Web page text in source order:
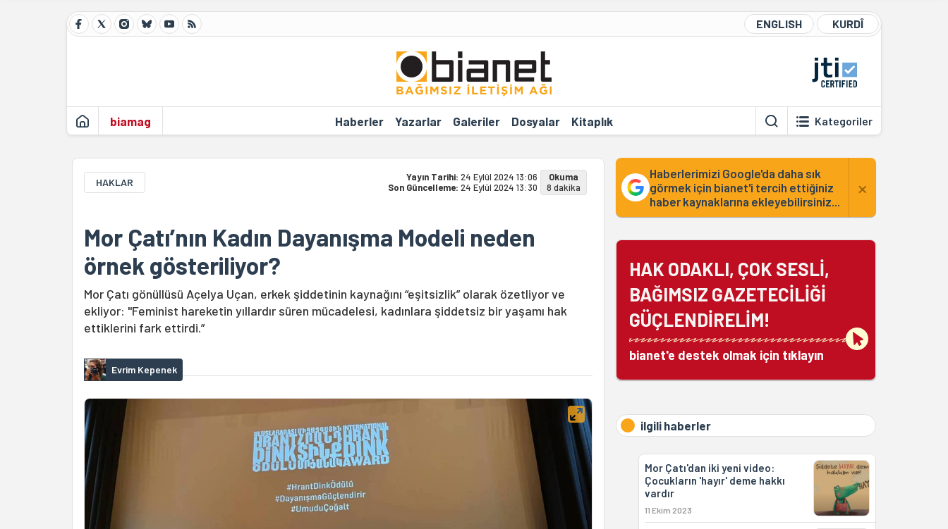
ENGLISH KURDÎ
biamag Haberler Yazarlar Galeriler Dosyalar Kitaplık Kategoriler
HAKLAR Yayın Tarihi: 24 Eylül 2024 13:06
Son Güncelleme: 24 Eylül 2024 13:30
Okuma
8 dakika
Mor Çatı’nın Kadın Dayanışma Modeli neden
örnek gösteriliyor?
Mor Çatı gönüllüsü Açelya Uçan, erkek şiddetinin kaynağını “eşitsizlik” olarak özetliyor ve
ekliyor: "Feminist hareketin yıllardır süren mücadelesi, kadınlara şiddetsiz bir yaşamı hak
ettiklerini fark ettirdi.”
Evrim Kepenek
Haberlerimizi Google'da daha sık
görmek için bianet'i tercih ettiğiniz
haber kaynaklarına ekleyebilirsiniz...
×
HAK ODAKLI, ÇOK SESLİ,
BAĞIMSIZ GAZETECİLİĞİ
GÜÇLENDİRELİM!
bianet'e destek olmak için tıklayın
ilgili haberler
Mor Çatı'dan iki yeni video:
Çocukların 'hayır' deme hakkı
vardır
11 Ekim 2023